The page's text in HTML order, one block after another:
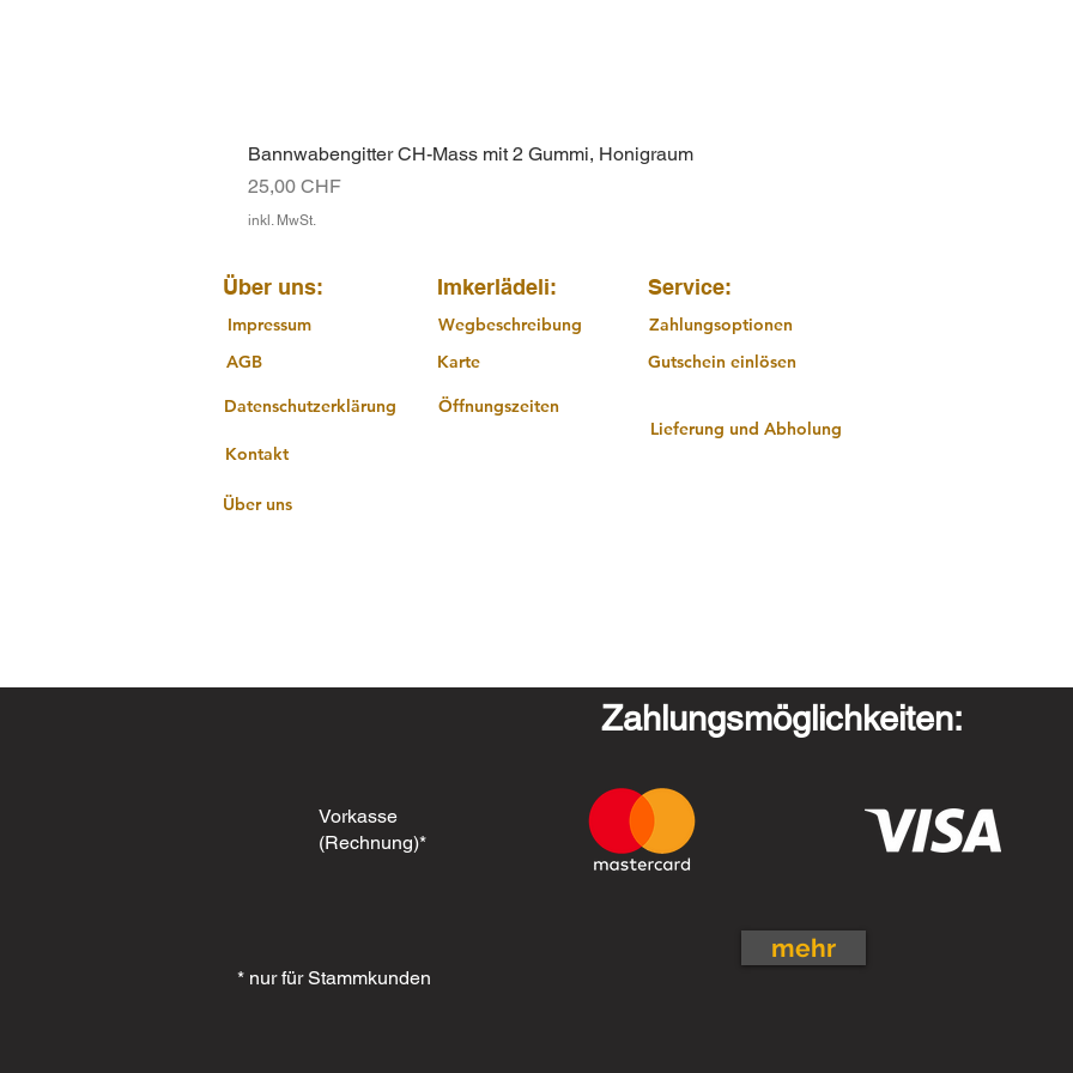
Bannwabengitter CH-Mass mit 2 Gummi, Honigraum
Preis
25,00 CHF
inkl. MwSt.
Über uns:
Impressum
AGB
Datenschutzerklärung
Imkerlädeli:
Wegbeschreibung
Karte
Öffnungszeiten
Kontakt
Service:
Zahlungsoptionen
Gutschein einlösen
Lieferung und Abholung
Über uns
Zahlungsmöglichkeiten:
Vorkasse
(Rechnung)*
* nur für Stammkunden
mehr